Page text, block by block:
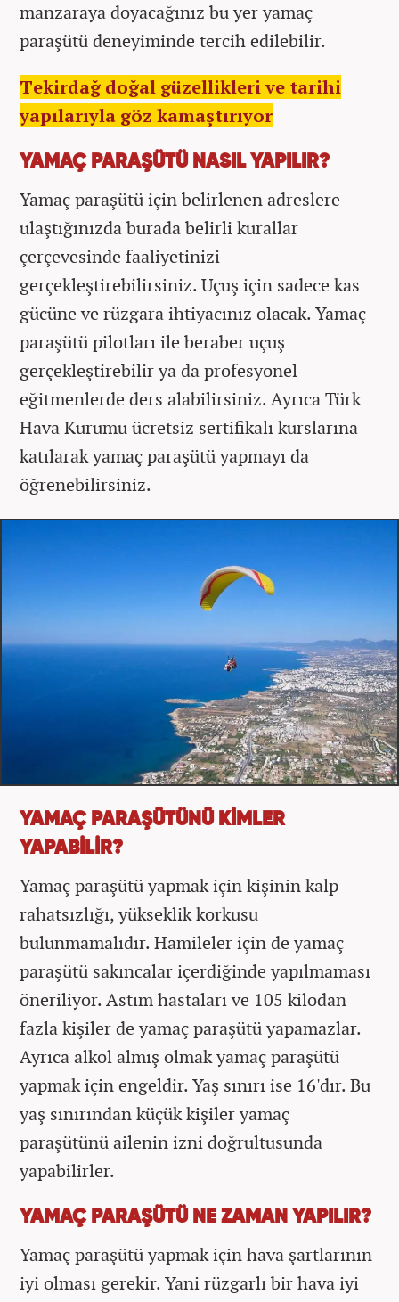
manzaraya doyacağınız bu yer yamaç
paraşütü deneyiminde tercih edilebilir.
Tekirdağ doğal güzellikleri ve tarihi
yapılarıyla göz kamaştırıyor
YAMAÇ PARAŞÜTÜ NASIL YAPILIR?
Yamaç paraşütü için belirlenen adreslere
ulaştığınızda burada belirli kurallar
çerçevesinde faaliyetinizi
gerçekleştirebilirsiniz. Uçuş için sadece kas
gücüne ve rüzgara ihtiyacınız olacak. Yamaç
paraşütü pilotları ile beraber uçuş
gerçekleştirebilir ya da profesyonel
eğitmenlerde ders alabilirsiniz. Ayrıca Türk
Hava Kurumu ücretsiz sertifikalı kurslarına
katılarak yamaç paraşütü yapmayı da
öğrenebilirsiniz.
YAMAÇ PARAŞÜTÜNÜ KİMLER
YAPABİLİR?
Yamaç paraşütü yapmak için kişinin kalp
rahatsızlığı, yükseklik korkusu
bulunmamalıdır. Hamileler için de yamaç
paraşütü sakıncalar içerdiğinde yapılmaması
öneriliyor. Astım hastaları ve 105 kilodan
fazla kişiler de yamaç paraşütü yapamazlar.
Ayrıca alkol almış olmak yamaç paraşütü
yapmak için engeldir. Yaş sınırı ise 16'dır. Bu
yaş sınırından küçük kişiler yamaç
paraşütünü ailenin izni doğrultusunda
yapabilirler.
YAMAÇ PARAŞÜTÜ NE ZAMAN YAPILIR?
Yamaç paraşütü yapmak için hava şartlarının
iyi olması gerekir. Yani rüzgarlı bir hava iyi